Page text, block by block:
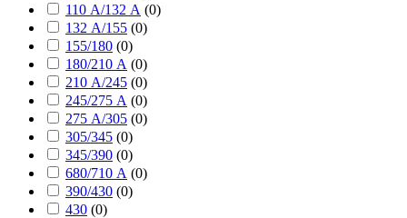
110 А/132 А (0)
132 А/155 (0)
155/180 (0)
180/210 А (0)
210 А/245 (0)
245/275 А (0)
275 А/305 (0)
305/345 (0)
345/390 (0)
680/710 А (0)
390/430 (0)
430 (0)